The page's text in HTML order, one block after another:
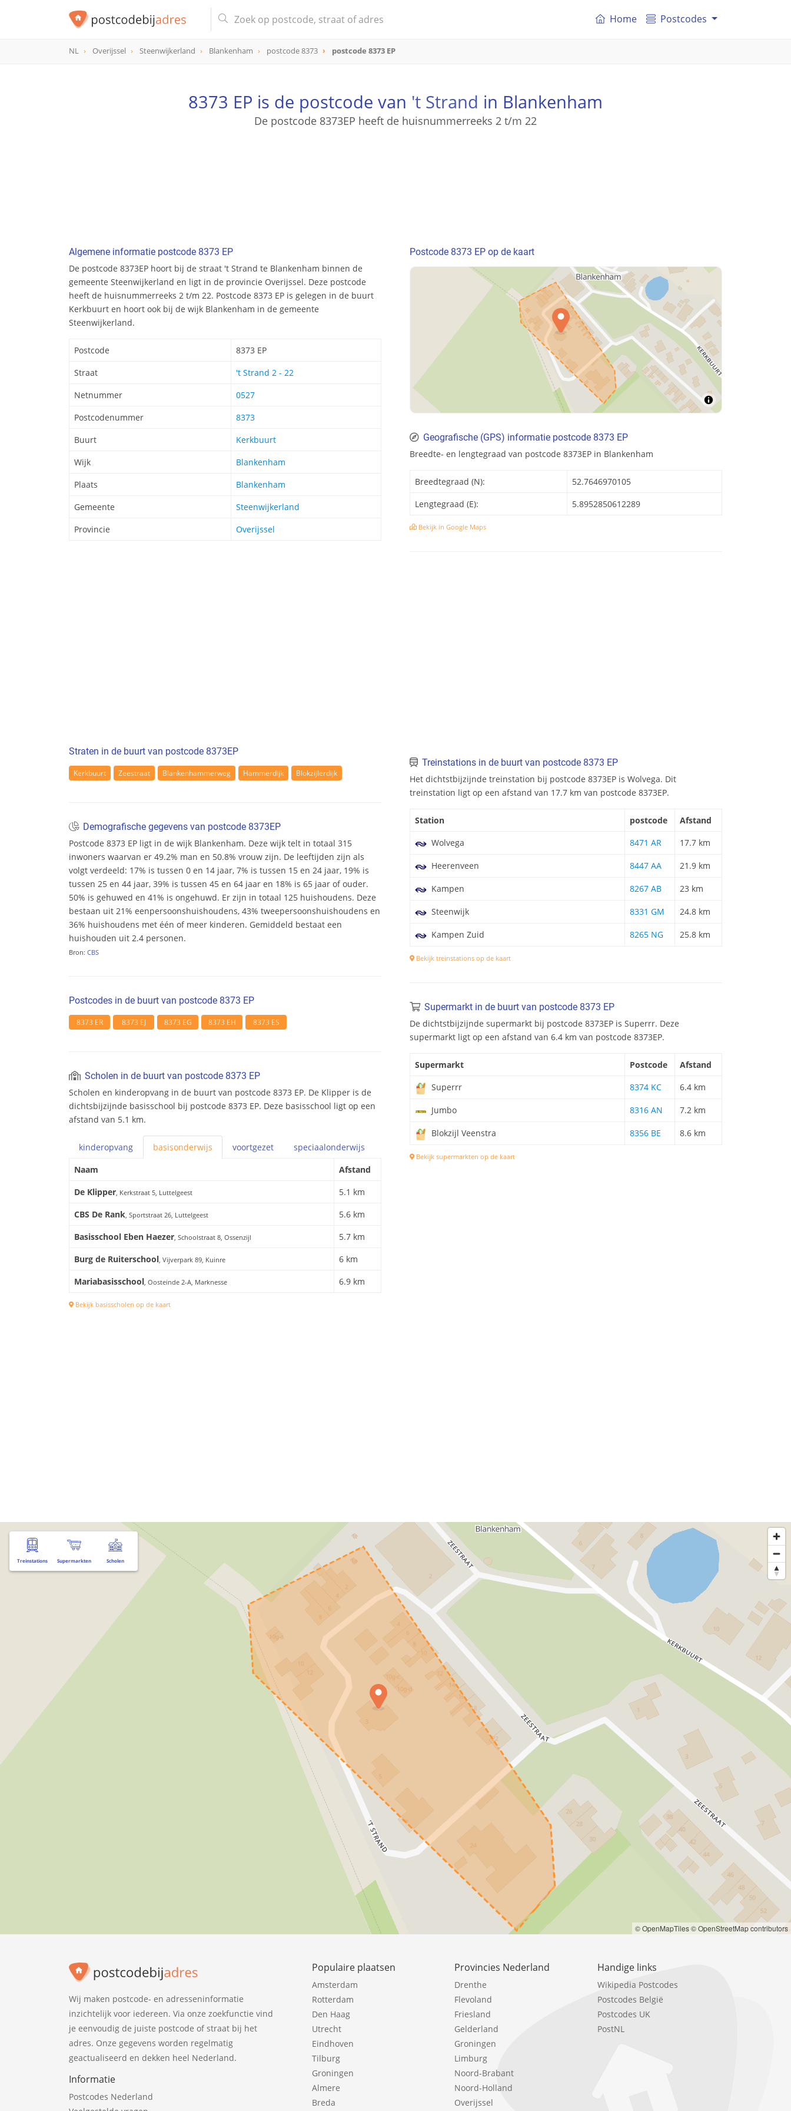
postcode 8373 EP
Home Postcodes
NL Overijssel Steenwijkerland Blankenham postcode 8373 postcode 8373 EP
8373 EP is de postcode van 't Strand in Blankenham
De postcode 8373EP heeft de huisnummerreeks 2 t/m 22
Algemene informatie postcode 8373 EP
De postcode 8373EP hoort bij de straat 't Strand te Blankenham binnen de
gemeente Steenwijkerland en ligt in de provincie Overijssel. Deze postcode
heeft de huisnummerreeks 2 t/m 22. Postcode 8373 EP is gelegen in de buurt
Kerkbuurt en hoort ook bij de wijk Blankenham in de gemeente
Steenwijkerland.
Postcode
8373 EP
Straat
't Strand 2 - 22
Netnummer
0527
Postcodenummer
8373
Buurt
Kerkbuurt
Wijk
Blankenham
Plaats
Blankenham
Gemeente
Steenwijkerland
Provincie
Overijssel
Straten in de buurt van postcode 8373EP
Kerkbuurt Zeestraat Blankenhammerweg Hammerdijk Blokzijlerdijk
Demografische gegevens van postcode 8373EP
Postcode 8373 EP ligt in de wijk Blankenham. Deze wijk telt in totaal 315
inwoners waarvan er 49.2% man en 50.8% vrouw zijn. De leeftijden zijn als
volgt verdeeld: 17% is tussen 0 en 14 jaar, 7% is tussen 15 en 24 jaar, 19% is
tussen 25 en 44 jaar, 39% is tussen 45 en 64 jaar en 18% is 65 jaar of ouder.
50% is gehuwed en 41% is ongehuwd. Er zijn in totaal 125 huishoudens. Deze
bestaan uit 21% eenpersoonshuishoudens, 43% tweepersoonshuishoudens en
36% huishoudens met één of meer kinderen. Gemiddeld bestaat een
huishouden uit 2.4 personen.
Bron: CBS
Postcodes in de buurt van postcode 8373 EP
8373 ER 8373 EJ 8373 EG 8373 EH 8373 ES
Scholen in de buurt van postcode 8373 EP
Scholen en kinderopvang in de buurt van postcode 8373 EP. De Klipper is de
dichtsbijzijnde basisschool bij postcode 8373 EP. Deze basisschool ligt op een
afstand van 5.1 km.
kinderopvang basisonderwijs voortgezet speciaalonderwijs
Naam
Afstand
De Klipper , Kerkstraat 5, Luttelgeest
5.1 km
CBS De Rank , Sportstraat 26, Luttelgeest
5.6 km
Basisschool Eben Haezer , Schoolstraat 8, Ossenzijl
5.7 km
Burg de Ruiterschool , Vijverpark 89, Kuinre
6 km
Mariabasisschool , Oosteinde 2-A, Marknesse 6.9 km
Bekijk basisscholen op de kaart
Postcode 8373 EP op de kaart
Geografische (GPS) informatie postcode 8373 EP
Breedte- en lengtegraad van postcode 8373EP in Blankenham
Breedtegraad (N):
52.7646970105
Lengtegraad (E):
5.8952850612289
Bekijk in Google Maps
Treinstations in de buurt van postcode 8373 EP
Het dichtstbijzijnde treinstation bij postcode 8373EP is Wolvega. Dit
treinstation ligt op een afstand van 17.7 km van postcode 8373EP.
Station postcode
Afstand
Wolvega
8471 AR 17.7 km
Heerenveen 8447 AA 21.9 km
Kampen 8267 AB 23 km
Steenwijk 8331 GM 24.8 km
Kampen Zuid 8265 NG 25.8 km
Bekijk treinstations op de kaart
Supermarkt in de buurt van postcode 8373 EP
De dichtstbijzijnde supermarkt bij postcode 8373EP is Superrr. Deze
supermarkt ligt op een afstand van 6.4 km van postcode 8373EP.
Supermarkt Postcode
Afstand
Superrr
8374 KC 6.4 km
Jumbo 8316 AN 7.2 km
Blokzijl Veenstra 8356 BE 8.6 km
Bekijk supermarkten op de kaart
Treinstations Supermarkten Scholen
© OpenMapTiles© OpenStreetMap contributors
Wij maken postcode- en adresseninformatie
inzichtelijk voor iedereen. Via onze zoekfunctie vind
je eenvoudig de juiste postcode of straat bij het
adres. Onze gegevens worden regelmatig
geactualiseerd en dekken heel Nederland.
Informatie
Postcodes Nederland
Populaire plaatsen
Amsterdam
Rotterdam
Den Haag
Utrecht
Eindhoven
Tilburg
Groningen
Almere
Breda
Provincies Nederland
Drenthe
Flevoland
Friesland
Gelderland
Groningen
Limburg
Noord-Brabant
Noord-Holland
Overijssel
Handige links
Wikipedia Postcodes
Postcodes België
Postcodes UK
PostNL